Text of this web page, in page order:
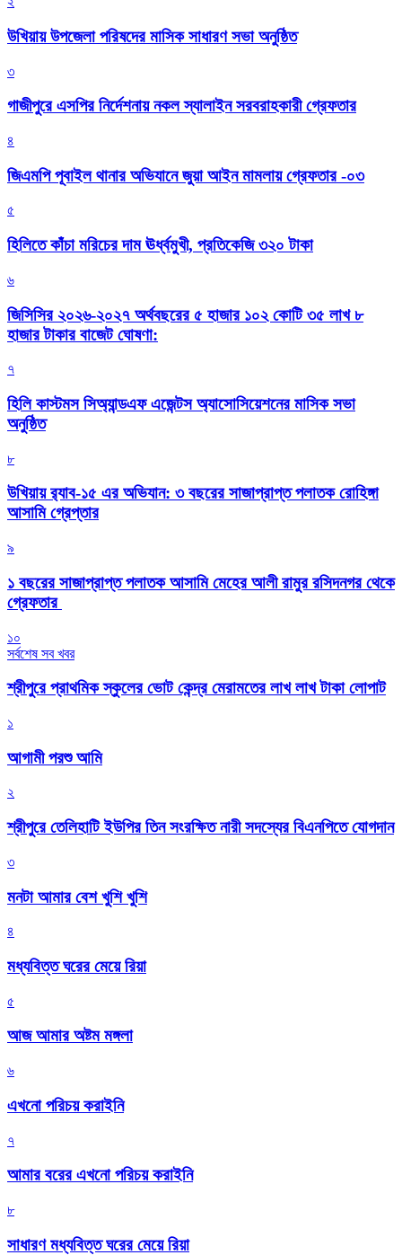
উখিয়ায় উপজেলা পরিষদের মাসিক সাধারণ সভা অনুষ্ঠিত
৩
গাজীপুরে এসপির নির্দেশনায় নকল স্যালাইন সরবরাহকারী গ্রেফতার
৪
জিএমপি পূবাইল থানার অভিযানে জুয়া আইন মামলায় গ্রেফতার -০৩
৫
হিলিতে কাঁচা মরিচের দাম ঊর্ধ্বমুখী, প্রতিকেজি ৩২০ টাকা
৬
জিসিসির ২০২৬-২০২৭ অর্থবছরের ৫ হাজার ১০২ কোটি ৩৫ লাখ ৮
হাজার টাকার বাজেট ঘোষণা:
৭
হিলি কাস্টমস সিঅ্যান্ডএফ এজেন্টস অ্যাসোসিয়েশনের মাসিক সভা
অনুষ্ঠিত
৮
উখিয়ায় র‍্যাব-১৫ এর অভিযান: ৩ বছরের সাজাপ্রাপ্ত পলাতক রোহিঙ্গা
আসামি গ্রেপ্তার
৯
১ বছরের সাজাপ্রাপ্ত পলাতক আসামি মেহের আলী রামুর রসিদনগর থেকে
গ্রেফতার ‎
১০
সর্বশেষ সব খবর
শ্রীপুরে প্রাথমিক স্কুলের ভোট কেন্দ্র মেরামতের লাখ লাখ টাকা লোপাট
১
আগামী পরশু আমি
২
শ্রীপুরে তেলিহাটি ইউপির তিন সংরক্ষিত নারী সদস্যের বিএনপিতে যোগদান
৩
মনটা আমার বেশ খুশি খুশি
৪
মধ্যবিত্ত ঘরের মেয়ে রিয়া
৫
আজ আমার অষ্টম মঙ্গলা
৬
এখনো পরিচয় করাইনি
৭
আমার বরের এখনো পরিচয় করাইনি
৮
সাধারণ মধ্যবিত্ত ঘরের মেয়ে রিয়া